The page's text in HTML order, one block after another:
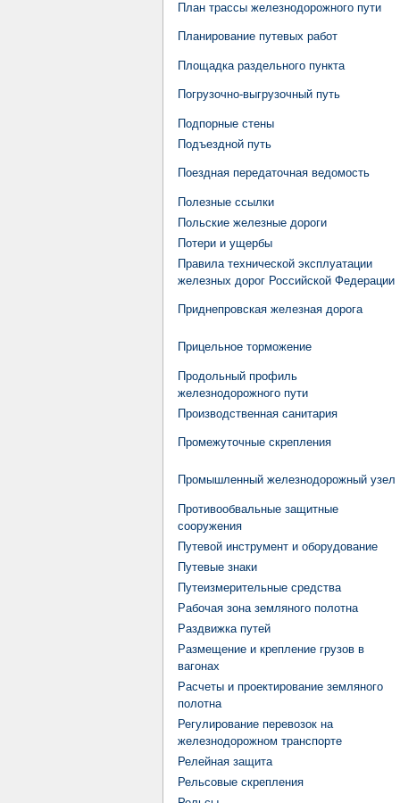
План трассы железнодорожного пути
Планирование путевых работ
Площадка раздельного пункта
Погрузочно-выгрузочный путь
Подпорные стены
Подъездной путь
Поездная передаточная ведомость
Полезные ссылки
Польские железные дороги
Потери и ущербы
Правила технической эксплуатации
железных дорог Российской Федерации
Приднепровская железная дорога
Прицельное торможение
Продольный профиль
железнодорожного пути
Производственная санитария
Промежуточные скрепления
Промышленный железнодорожный узел
Противообвальные защитные
сооружения
Путевой инструмент и оборудование
Путевые знаки
Путеизмерительные средства
Рабочая зона земляного полотна
Раздвижка путей
Размещение и крепление грузов в
вагонах
Расчеты и проектирование земляного
полотна
Регулирование перевозок на
железнодорожном транспорте
Релейная защита
Рельсовые скрепления